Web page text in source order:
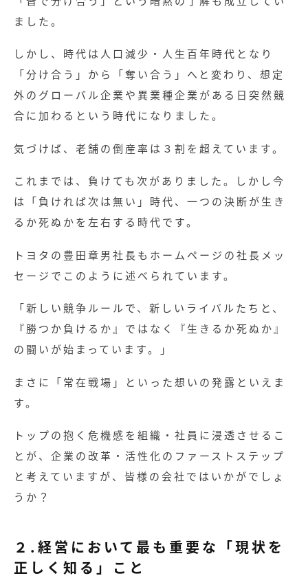
ました。
しかし、時代は人口減少・人生百年時代となり
「分け合う」から「奪い合う」へと変わり、想定
外のグローバル企業や異業種企業がある日突然競
合に加わるという時代になりました。
気づけば、老舗の倒産率は３割を超えています。
これまでは、負けても次がありました。しかし今
は「負ければ次は無い」時代、一つの決断が生き
るか死ぬかを左右する時代です。
トヨタの豊田章男社長もホームページの社長メッ
セージでこのように述べられています。
「新しい競争ルールで、新しいライバルたちと、
『勝つか負けるか』ではなく『生きるか死ぬか』
の闘いが始まっています。」
まさに「常在戦場」といった想いの発露といえま
す。
トップの抱く危機感を組織・社員に浸透させるこ
とが、企業の改革・活性化のファーストステップ
と考えていますが、皆様の会社ではいかがでしょ
うか？
２.経営において最も重要な「現状を
正しく知る」こと